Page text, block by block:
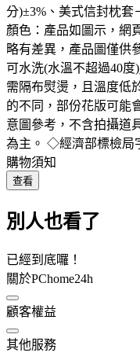
分)±3%、美式信封枕
顏色：產品如圖示，網
略有差異，產品圖僅供
可水洗(水溫不超過40
需隔布熨燙，且溫度低
的不同，部份花版可能
意圖參考，不含拍攝道
為主。 ◇經濟部標檢局
購物須知
查看
別人也看了
已經到底囉！
關於PChome24h
顧客權益
其他服務